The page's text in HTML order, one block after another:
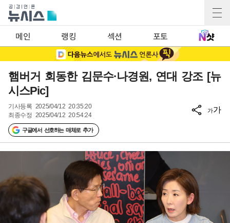
메인 랭킹 섹션 포토
햄버거 회동한 김문수·나경원, 연대 강조 [뉴
시스Pic]
기사등록 2025/04/12 20:35:20
최종수정 2025/04/12 20:54:24
구글에서 선호하는 매체로 추가
가가